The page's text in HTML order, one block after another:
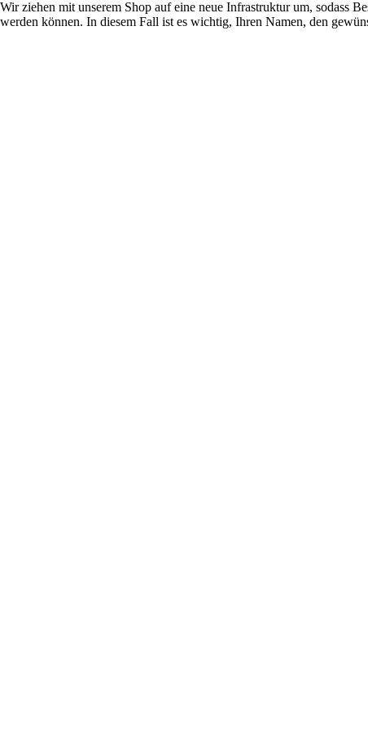
Wir ziehen mit unserem Shop auf eine neue Infrastruktur um, sodass
werden können. In diesem Fall ist es wichtig, Ihren Namen, den